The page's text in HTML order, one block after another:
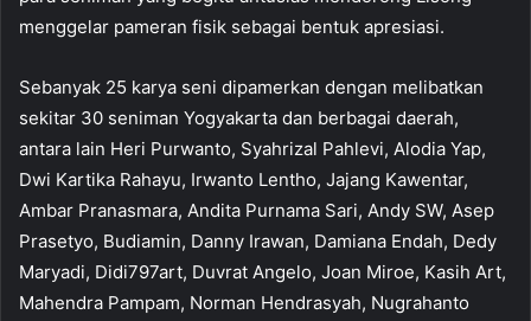
menggelar pameran fisik sebagai bentuk apresiasi.
Sebanyak 25 karya seni dipamerkan dengan melibatkan
sekitar 30 seniman Yogyakarta dan berbagai daerah,
antara lain Heri Purwanto, Syahrizal Pahlevi, Alodia Yap,
Dwi Kartika Rahayu, Irwanto Lentho, Jajang Kawentar,
Ambar Pranasmara, Andita Purnama Sari, Andy SW, Asep
Prasetyo, Budiamin, Danny Irawan, Damiana Endah, Dedy
Maryadi, Didi797art, Duvrat Angelo, Joan Miroe, Kasih Art,
Mahendra Pampam, Norman Hendrasyah, Nugrahanto